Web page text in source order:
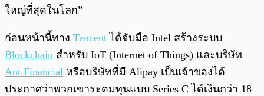
ใหญ่ที่สุดในโลก”
ก่อนหน้านี้ทาง Tencent ได้จับมือ Intel สร้างระบบ
Blockchain สำหรับ IoT (Internet of Things) และบริษัท
Ant Financial หรือบริษัทที่มี Alipay เป็นเจ้าของได้
ประกาศว่าพวกเขาระดมทุนแบบ Series C ได้เงินกว่า 18